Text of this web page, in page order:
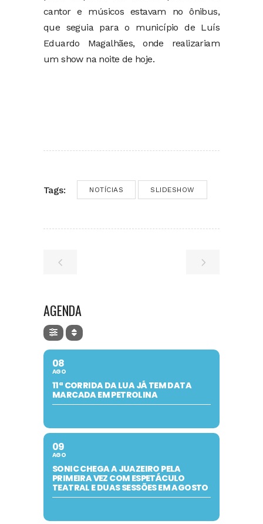
cantor e músicos estavam no ônibus,
que seguia para o município de Luís
Eduardo Magalhães, onde realizariam
um show na noite de hoje.
Tags: NOTÍCIAS SLIDESHOW
AGENDA
08
AGO
11ª CORRIDA DA LUA JÁ TEM DATA
MARCADA EM PETROLINA
09
AGO
SONIC CHEGA A JUAZEIRO PELA
PRIMEIRA VEZ COM ESPETÁCULO
TEATRAL E DUAS SESSÕES EM AGOSTO